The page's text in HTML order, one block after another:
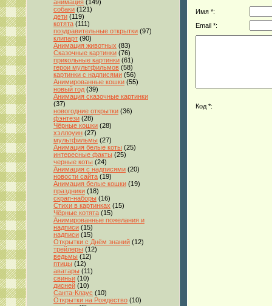
анимация (149)
собаки (121)
дети (119)
котята (111)
поздравительные открытки (97)
клипарт (90)
Анимация животных (83)
Сказочные картинки (76)
прикольные картинки (61)
герои мультфильмов (58)
картинки с надписями (56)
Анимированные кошки (55)
новый год (39)
Анимация сказочные картинки
(37)
новогодние открытки (36)
фэнтези (28)
Чёрные кошки (28)
хэллоуин (27)
мультфильмы (27)
Анимация белые коты (25)
интересные факты (25)
черные коты (24)
Анимация с надписями (20)
новости сайта (19)
Анимация белые кошки (19)
праздники (18)
скрап-наборы (16)
Стихи в картинках (15)
Чёрные котята (15)
Анимированные пожелания и
надписи (15)
надписи (15)
Открытки с Днём знаний (12)
трейлеры (12)
ведьмы (12)
птицы (12)
аватары (11)
свиньи (10)
дисней (10)
Санта-Клаус (10)
Открытки на Рождество (10)
Имя *:
Email *:
Код *: